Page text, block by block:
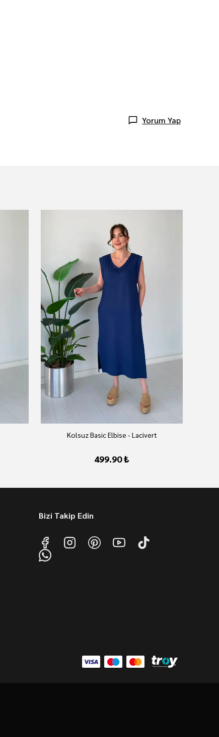
Yorum Yap
Kolsuz Basic Elbise - Lacivert
499.90 ₺
Bizi Takip Edin